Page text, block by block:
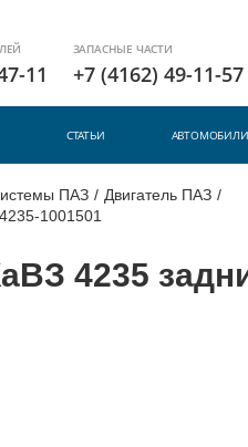
11
ЗАПАСНЫЕ ЧАСТИ
+7 (4162) 49-11-57
СТАТЬИ АВТОМОБИЛИ
ПАЗ / Двигатель ПАЗ /
1001501
4235